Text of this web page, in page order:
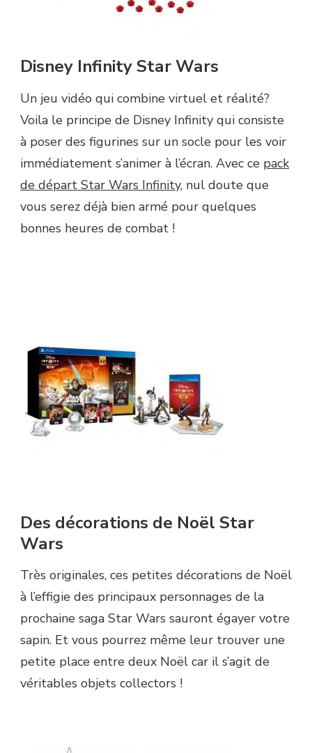
Disney Infinity Star Wars
Un jeu vidéo qui combine virtuel et réalité?
Voila le principe de Disney Infinity qui consiste
à poser des figurines sur un socle pour les voir
immédiatement s’animer à l’écran. Avec ce pack
de départ Star Wars Infinity, nul doute que
vous serez déjà bien armé pour quelques
bonnes heures de combat !
Des décorations de Noël Star
Wars
Très originales, ces petites décorations de Noël
à l’effigie des principaux personnages de la
prochaine saga Star Wars sauront égayer votre
sapin. Et vous pourrez même leur trouver une
petite place entre deux Noël car il s’agit de
véritables objets collectors !